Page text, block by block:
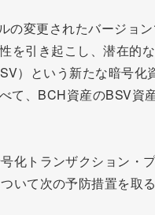
変更されたバージョン
を引き起こし、潜在的
）という新たな暗号化
て、BCH資産のBSV資
化トランザクション・
いて次の予防措置を取